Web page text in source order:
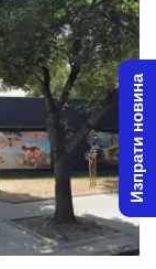
Изпрати новина